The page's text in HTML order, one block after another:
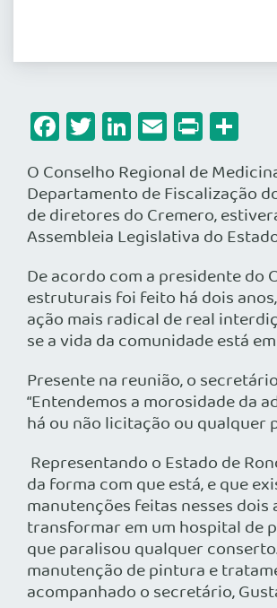
Facebook
Twitter
LinkedIn
Email
Print
O Conselho Regional de
Departamento de Fiscalização
de diretores do Cremero,
Assembleia Legislativa do
De acordo com a presidente do
estruturais foi feito há dois
ação mais radical de real
se a vida da comunidade está
Presente na reunião, o
“Entendemos a morosidade da
há ou não licitação ou qualquer
Representando o Estado de
da forma com que está, e que
manutenções feitas nesses
transformar em um hospital de
que paralisou qualquer
manutenção de pintura e
acompanhado o secretário,